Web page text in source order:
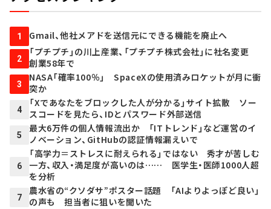
1 Gmail、他社メアドを送信元にできる機能を廃止へ
2
「プチプチ」の川上産業、「プチプチ株式会社」に社名変更
創業58年で
3
NASA「確率100％」 SpaceXの使用済みロケットが月に衝
突か
4
「Xであなたをブロックした人が分かる」サイト拡散 ソー
スコードを見たら、IDとパスワード外部送信
5
最大6万件の個人情報流出か 「ITトレンド」など運営のイ
ノベーション、GitHubの認証情報漏えいで
6
「高学力＝ストレスに耐えられる」ではない 秀才が苦しむ
一方、収入・満足度が高いのは…… 医学生・医師1000人超
を分析
7
農水省の“クソダサ”ポスター話題 「AIよりよっぽど良い」
の声も 担当者に狙いを聞いた